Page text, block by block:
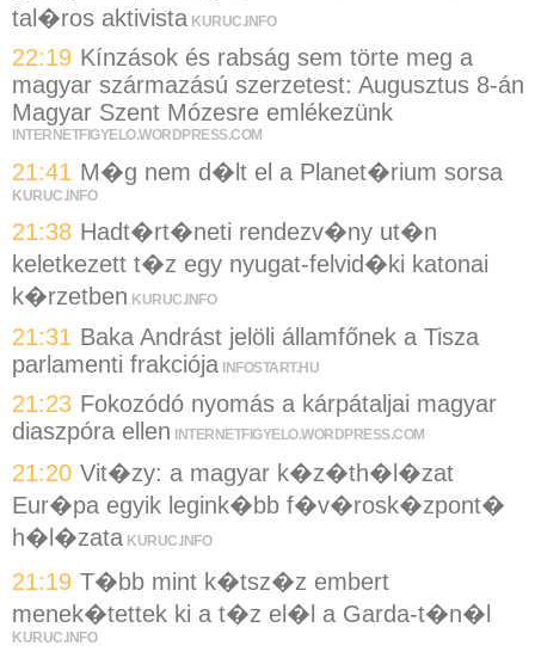
tal�ros aktivista KURUC.INFO
22:19 Kínzások és rabság sem törte meg a
magyar származású szerzetest: Augusztus 8-án
Magyar Szent Mózesre emlékezünk
INTERNETFIGYELO.WORDPRESS.COM
21:41 M�g nem d�lt el a Planet�rium sorsa
KURUC.INFO
21:38 Hadt�rt�neti rendezv�ny ut�n
keletkezett t�z egy nyugat-felvid�ki katonai
k�rzetben KURUC.INFO
21:31 Baka Andrást jelöli államfőnek a Tisza
parlamenti frakciója INFOSTART.HU
21:23 Fokozódó nyomás a kárpátaljai magyar
diaszpóra ellen INTERNETFIGYELO.WORDPRESS.COM
21:20 Vit�zy: a magyar k�z�th�l�zat
Eur�pa egyik legink�bb f�v�rosk�zpont�
h�l�zata KURUC.INFO
21:19 T�bb mint k�tsz�z embert
menek�tettek ki a t�z el�l a Garda-t�n�l
KURUC.INFO